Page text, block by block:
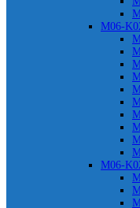
M06-
M06-